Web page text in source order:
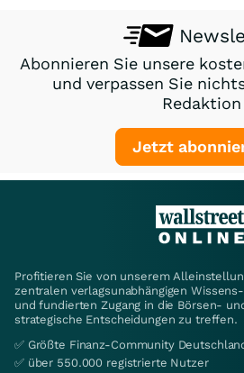
Abonnieren Sie unsere
und verpassen Sie
Redaktion
Jetzt
Profitieren Sie von unserem
zentralen verlagsunabhängigen
und fundierten Zugang in die Börsen-
strategische Entscheidungen zu treffen.
✅ Größte Finanz-Community
✅ über 550.000 registrierte Nutzer